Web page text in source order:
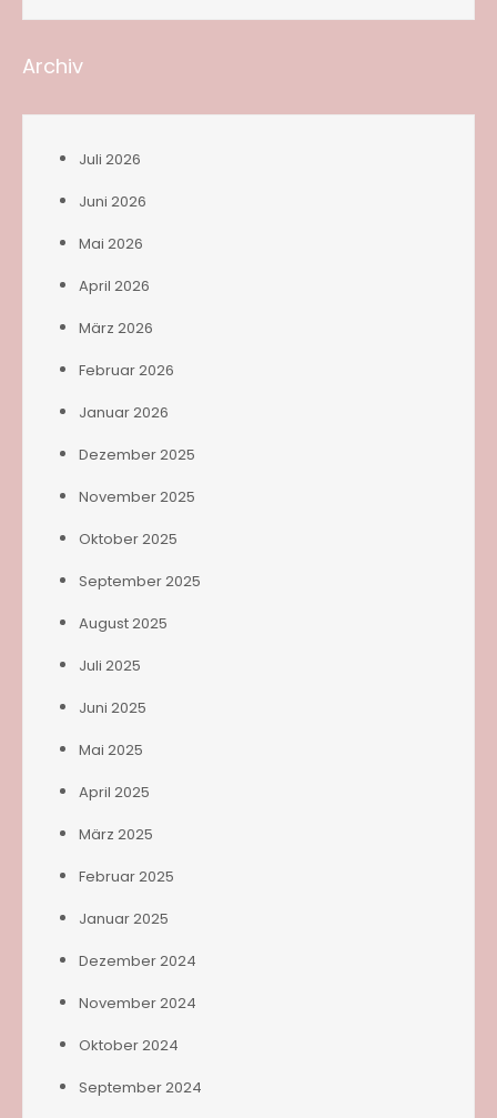
Archiv
Juli 2026
Juni 2026
Mai 2026
April 2026
März 2026
Februar 2026
Januar 2026
Dezember 2025
November 2025
Oktober 2025
September 2025
August 2025
Juli 2025
Juni 2025
Mai 2025
April 2025
März 2025
Februar 2025
Januar 2025
Dezember 2024
November 2024
Oktober 2024
September 2024